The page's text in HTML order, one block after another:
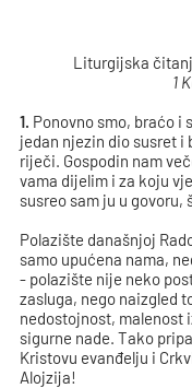
Liturgijska
1
1. Ponovno smo, braćo i
jedan njezin dio susret i
riječi. Gospodin nam
vama dijelim i za koju
susreo sam ju u
Polazište današnjoj
samo upućena nama,
- polazište nije neko
zasluga, nego naizgled
nedostojnost, malenost
sigurne nade. Tako
Kristovu evanđelju i
Alojzija!